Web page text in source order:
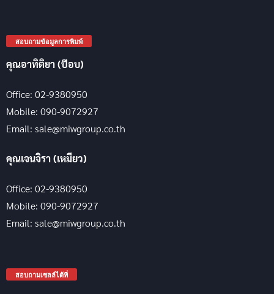
สอบถามข้อมูลการพิมพ์
คุณอาทิติยา (ป๊อบ)
Office: 02-9380950
Mobile: 090-9072927
Email: sale@miwgroup.co.th
คุณเจนจิรา (เหมียว)
Office: 02-9380950
Mobile: 090-9072927
Email: sale@miwgroup.co.th
สอบถามเซลล์ได้ที่